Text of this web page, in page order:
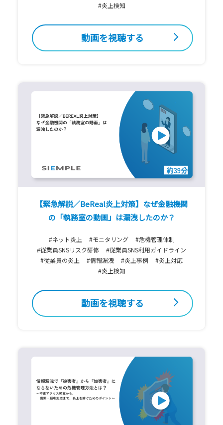
#炎上検知
動画を視聴する
【緊急解説／BeReal炎上対策】なぜ金融機関
の「執務室の動画」は漏洩したのか？
#ネット炎上 #モニタリング
#危機管理体制
#従業員SNSリスク研修
#従業員SNS利用ガイドライン
#従業員の炎上
#情報漏洩 #炎上事例
#炎上対応
#炎上検知
動画を視聴する